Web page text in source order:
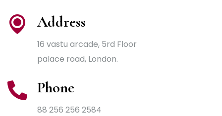
Address
16 vastu arcade, 5rd Floor
palace road, London.
Phone
88 256 256 2584